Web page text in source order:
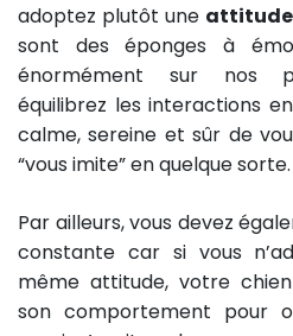
adoptez plutôt une
sont des éponges à
énormément sur nos
équilibrez les interactions
calme, sereine et sûr de
“vous imite” en quelque sorte.
Par ailleurs, vous devez
constante car si vous
même attitude, votre
son comportement pour